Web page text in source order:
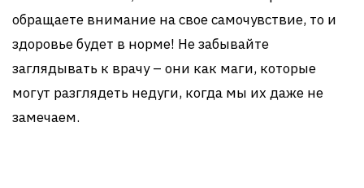
обращаете внимание на свое самочувствие, то и
здоровье будет в норме! Не забывайте
заглядывать к врачу – они как маги, которые
могут разглядеть недуги, когда мы их даже не
замечаем.